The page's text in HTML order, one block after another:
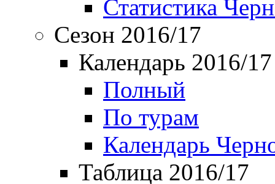
Статистика
Сезон 2016/17
Календарь 2016/17
Полный
По турам
Календарь
Таблица 2016/17